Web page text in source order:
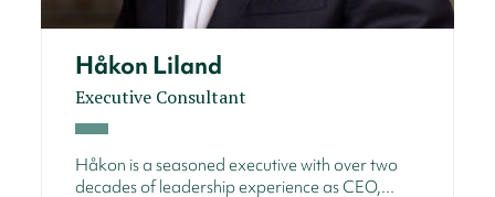
Håkon Liland
Executive Consultant
Håkon is a seasoned executive with over two
decades of leadership experience as CEO,...